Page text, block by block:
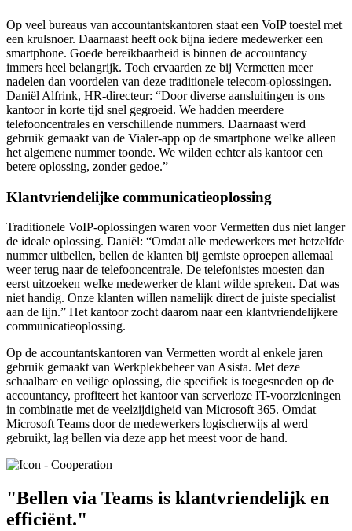
Op veel bureaus van accountantskantoren staat een VoIP toestel met
een krulsnoer. Daarnaast heeft ook bijna iedere medewerker een
smartphone. Goede bereikbaarheid is binnen de accountancy
immers heel belangrijk. Toch ervaarden ze bij Vermetten meer
nadelen dan voordelen van deze traditionele telecom-oplossingen.
Daniël Alfrink, HR-directeur: “Door diverse aansluitingen is ons
kantoor in korte tijd snel gegroeid. We hadden meerdere
telefooncentrales en verschillende nummers. Daarnaast werd
gebruik gemaakt van de Vialer-app op de smartphone welke alleen
het algemene nummer toonde. We wilden echter als kantoor een
betere oplossing, zonder gedoe.”
Klantvriendelijke communicatieoplossing
Traditionele VoIP-oplossingen waren voor Vermetten dus niet langer
de ideale oplossing. Daniël: “Omdat alle medewerkers met hetzelfde
nummer uitbellen, bellen de klanten bij gemiste oproepen allemaal
weer terug naar de telefooncentrale. De telefonistes moesten dan
eerst uitzoeken welke medewerker de klant wilde spreken. Dat was
niet handig. Onze klanten willen namelijk direct de juiste specialist
aan de lijn.” Het kantoor zocht daarom naar een klantvriendelijkere
communicatieoplossing.
Op de accountantskantoren van Vermetten wordt al enkele jaren
gebruik gemaakt van Werkplekbeheer van Asista. Met deze
schaalbare en veilige oplossing, die specifiek is toegesneden op de
accountancy, profiteert het kantoor van serverloze IT-voorzieningen
in combinatie met de veelzijdigheid van Microsoft 365. Omdat
Microsoft Teams door de medewerkers logischerwijs al werd
gebruikt, lag bellen via deze app het meest voor de hand.
"Bellen via Teams is klantvriendelijk en
efficiënt."